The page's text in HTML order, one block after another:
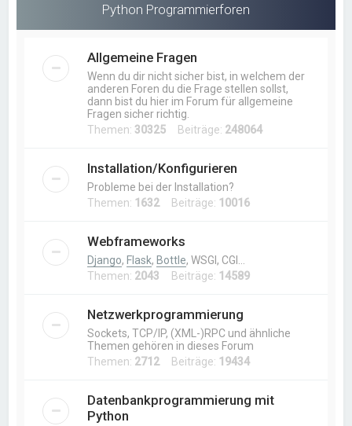
Python Programmierforen
Allgemeine Fragen
Wenn du dir nicht sicher bist, in welchem der
anderen Foren du die Frage stellen sollst,
dann bist du hier im Forum für allgemeine
Fragen sicher richtig.
Themen: 30325 Beiträge: 248064
Installation/Konfigurieren
Probleme bei der Installation?
Themen: 1632Beiträge: 10016
Webframeworks
Django, Flask, Bottle, WSGI, CGI…
Themen: 2043 Beiträge: 14589
Netzwerkprogrammierung
Sockets, TCP/IP, (XML-)RPC und ähnliche
Themen gehören in dieses Forum
Themen: 2712Beiträge: 19434
Datenbankprogrammierung mit
Python